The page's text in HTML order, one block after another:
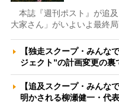
本誌『週刊ポスト』が追
大家さん」がいよいよ最終
【独走スクープ・みんな
ジェクト”の計画変更の
【追及スクープ・みんな
明かされる柳瀬健一・代